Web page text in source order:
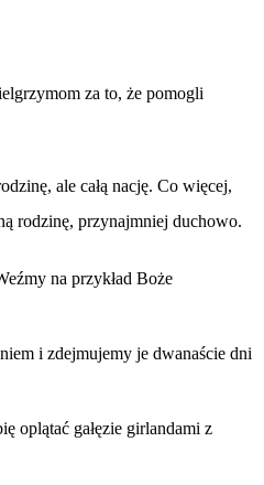
za to, że pomogli
ale całą nację. Co więcej,
rodzinę, przynajmniej duchowo.
na przykład Boże
i zdejmujemy je dwanaście dni
oplątać gałęzie girlandami z